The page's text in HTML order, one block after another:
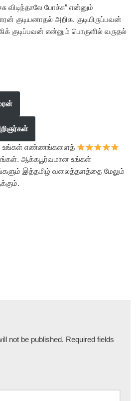
விடிந்தாலே போச்சு” என்னும்
குடியனாதல் அறிக. குடியிருப்பவன்
குடிப்பவன் என்னும் பொருளில் வருதல்
உங்கள் எண்ணங்களைத்
ஆக்கபூர்வமான உங்கள்
இத்தமிழ் வலைத்தளத்தை மேலும்
not be published. Required fields